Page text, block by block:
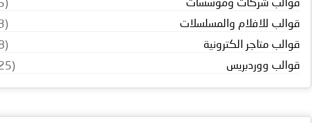
قوالب للافلام والمسلسلات
(3)
قوالب متاجر الكترونية
(8)
قوالب ووردبريس
(25)